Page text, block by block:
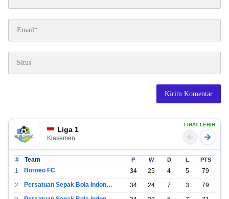
Liga 1
Klasemen
LIHAT LEBIH
# Team P W D L PTS
1 Borneo FC 34 25 4 5
79
2
Persatuan Sepak Bola Indonesia Bandung 34 24 7 3
79